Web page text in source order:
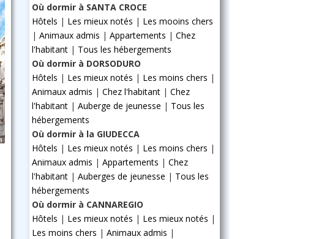
Où dormir à SANTA CROCE
Hôtels | Les mieux notés | Les mooins chers
| Animaux admis | Appartements | Chez
l'habitant| Tous les hébergements
Où dormir à DORSODURO
Hôtels | Les mieux notés | Les moins chers |
Animaux admis | Chez l'habitant| Chez
l'habitant| Auberge de jeunesse | Tous les
hébergements
Où dormir à la GIUDECCA
Hôtels | Les mieux notés | Les moins chers |
Animaux admis | Appartements | Chez
l'habitant| Auberges de jeunesse | Tous les
hébergements
Où dormir à CANNAREGIO
Hôtels | Les mieux notés | Les mieux notés |
Les moins chers | Animaux admis |